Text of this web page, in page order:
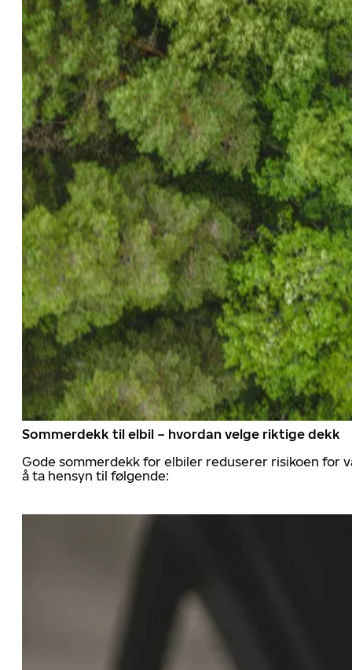
Sommerdekk til elbil – hvordan velge riktige dekk
Gode sommerdekk for elbiler reduserer risikoen for
å ta hensyn til følgende: